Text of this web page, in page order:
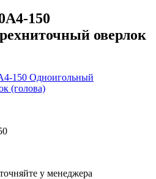
150
оверлок
у менеджера